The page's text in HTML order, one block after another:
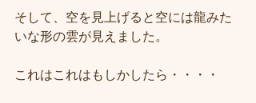
そして、空を見上げると空には龍みた
いな形の雲が見えました。
これはこれはもしかしたら・・・・